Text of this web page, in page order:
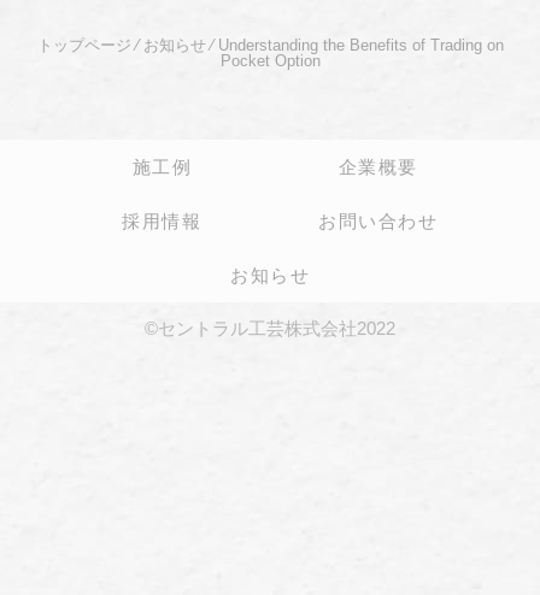
トップページ ⁄ お知らせ⁄ Understanding the Benefits of Trading on
Pocket Option
施工例 企業概要
採用情報 お問い合わせ
お知らせ
©セントラル工芸株式会社2022